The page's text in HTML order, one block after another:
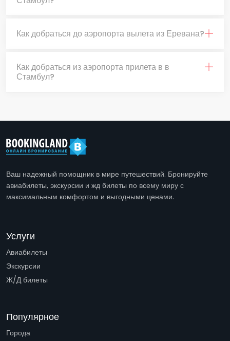
Как добраться до аэропорта вылета из Еревана?
Как добраться из аэропорта прилета в в
Стамбул?
Ваш надежный помощник в мире путешествий. Бронируйте
авиабилеты, экскурсии и жд билеты по всему миру с
максимальным комфортом и выгодными ценами.
Услуги
Авиабилеты
Экскурсии
Ж/Д билеты
Популярное
Города